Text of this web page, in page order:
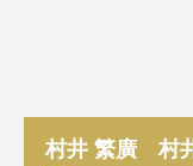
村井 繁廣 村